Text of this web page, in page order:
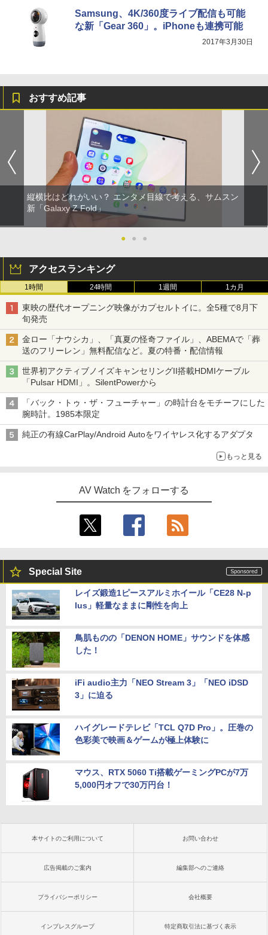
Samsung、4K/360度ライブ配信も可能
な新「Gear 360」。iPhoneも連携可能
2017年3月30日
おすすめ記事
縦横比はどれがいい？ エンタメ目線で考える、サムスン
新「Galaxy Z Fold」
● ● ●
アクセスランキング
1時間 24時間 1週間 1カ月
東映の歴代オープニング映像がカプセルトイに。全5種で8月下
旬発売
金ロー「ナウシカ」、「真夏の怪奇ファイル」、ABEMAで「葬
送のフリーレン」無料配信など。夏の特番・配信情報
世界初アクティブノイズキャンセリングII搭載HDMIケーブル
「Pulsar HDMI」。SilentPowerから
「バック・トゥ・ザ・フューチャー」の時計台をモチーフにした
腕時計。1985本限定
純正の有線CarPlay/Android Autoをワイヤレス化するアダプタ
もっと見る
AV Watch をフォローする
Special Site
レイズ鍛造1ピースアルミホイール「CE28 N-p
lus」軽量なままに剛性を向上
鳥肌ものの「DENON HOME」サウンドを体感
した！
iFi audio主力「NEO Stream 3」「NEO iDSD
3」に迫る
ハイグレードテレビ「TCL Q7D Pro」。圧巻の
色彩美で映画＆ゲームが極上体験に
マウス、RTX 5060 Ti搭載ゲーミングPCが7万
5,000円オフで30万円台！
本サイトのご利用について お問い合わせ
広告掲載のご案内 編集部へのご連絡
プライバシーポリシー 会社概要
インプレスグループ 特定商取引法に基づく表示